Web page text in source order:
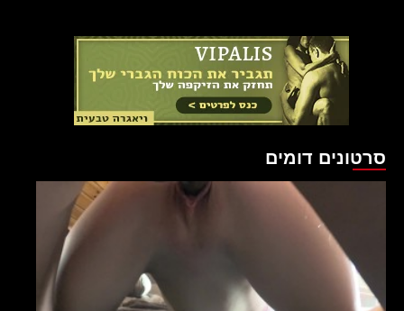
סרטונים דומים
21:22